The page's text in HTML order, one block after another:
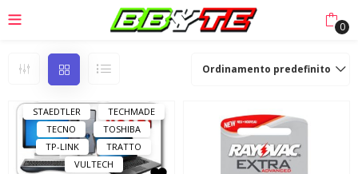
0
Ordinamento predefinito
MACH POWER
MSI
PNY
RAYOVAC
STAEDTLER
TECHMADE
TECNO
TOSHIBA
TP-LINK
TRATTO
VULTECH